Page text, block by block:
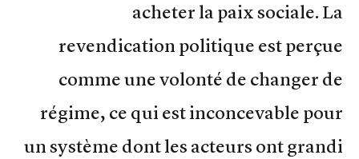
acheter la paix sociale. La
revendication politique est perçue
comme une volonté de changer de
régime, ce qui est inconcevable pour
un système dont les acteurs ont grandi